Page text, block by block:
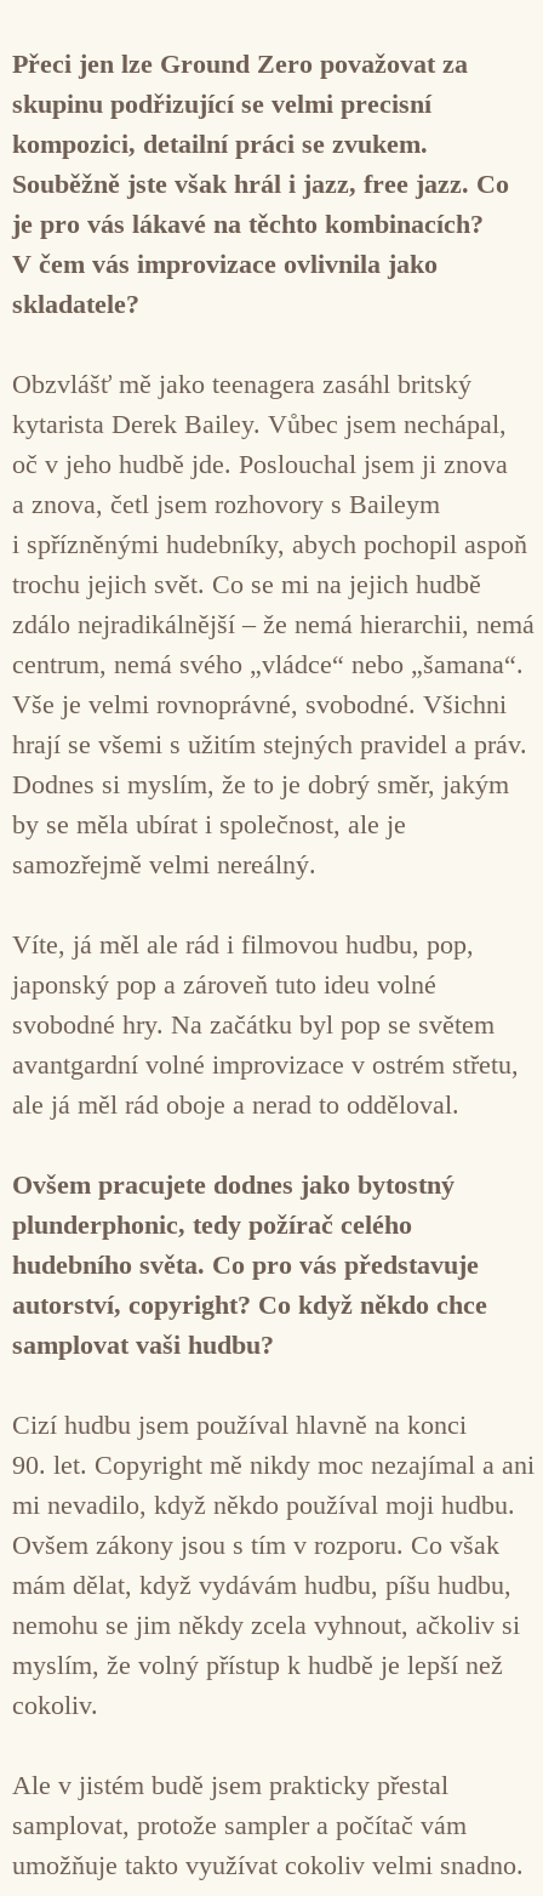
Přeci jen lze Ground Zero považovat za
skupinu podřizující se velmi precisní
kompozici, detailní práci se zvukem.
Souběžně jste však hrál i jazz, free jazz. Co
je pro vás lákavé na těchto kombinacích?
V čem vás improvizace ovlivnila jako
skladatele?
Obzvlášť mě jako teenagera zasáhl britský
kytarista Derek Bailey. Vůbec jsem nechápal,
oč v jeho hudbě jde. Poslouchal jsem ji znova
a znova, četl jsem rozhovory s Baileym
i spřízněnými hudebníky, abych pochopil aspoň
trochu jejich svět. Co se mi na jejich hudbě
zdálo nejradikálnější – že nemá hierarchii, nemá
centrum, nemá svého „vládce“ nebo „šamana“.
Vše je velmi rovnoprávné, svobodné. Všichni
hrají se všemi s užitím stejných pravidel a práv.
Dodnes si myslím, že to je dobrý směr, jakým
by se měla ubírat i společnost, ale je
samozřejmě velmi nereálný.
Víte, já měl ale rád i filmovou hudbu, pop,
japonský pop a zároveň tuto ideu volné
svobodné hry. Na začátku byl pop se světem
avantgardní volné improvizace v ostrém střetu,
ale já měl rád oboje a nerad to odděloval.
Ovšem pracujete dodnes jako bytostný
plunderphonic, tedy požírač celého
hudebního světa. Co pro vás představuje
autorství, copyright? Co když někdo chce
samplovat vaši hudbu?
Cizí hudbu jsem používal hlavně na konci
90. let. Copyright mě nikdy moc nezajímal a ani
mi nevadilo, když někdo používal moji hudbu.
Ovšem zákony jsou s tím v rozporu. Co však
mám dělat, když vydávám hudbu, píšu hudbu,
nemohu se jim někdy zcela vyhnout, ačkoliv si
myslím, že volný přístup k hudbě je lepší než
cokoliv.
Ale v jistém budě jsem prakticky přestal
samplovat, protože sampler a počítač vám
umožňuje takto využívat cokoliv velmi snadno.